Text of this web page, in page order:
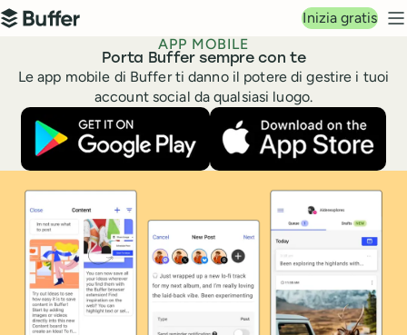
Navigazione principale
Buffer
Inizia gratis
APP MOBILE
Porta Buffer sempre con te
Le app mobile di Buffer ti danno il potere di gestire i tuoi
account social da qualsiasi luogo.
Scarica l'app Buffer su Google Play
Scarica l'app